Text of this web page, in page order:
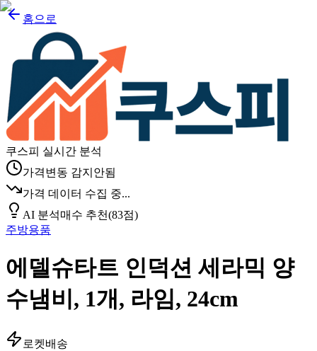
홈으로
쿠스피 실시간 분석
가격변동 감지안됨
가격 데이터 수집 중...
AI 분석매수 추천(83점)
주방용품
에델슈타트 인덕션 세라믹 양
수냄비, 1개, 라임, 24cm
로켓배송